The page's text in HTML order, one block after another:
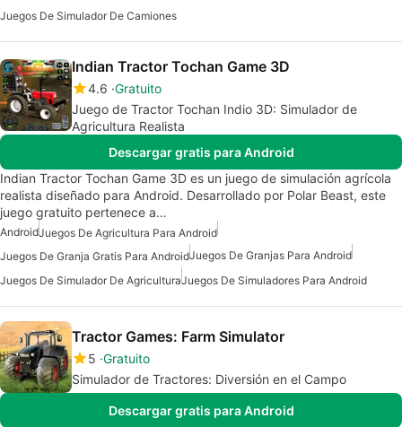
Juegos De Simulador De Camiones
Indian Tractor Tochan Game 3D
4.6 Gratuito
Juego de Tractor Tochan Indio 3D: Simulador de
Agricultura Realista
Descargar gratis para Android
Indian Tractor Tochan Game 3D es un juego de simulación agrícola
realista diseñado para Android. Desarrollado por Polar Beast, este
juego gratuito pertenece a…
AndroidJuegos De Agricultura Para Android
Juegos De Granja Gratis Para AndroidJuegos De Granjas Para Android
Juegos De Simulador De AgriculturaJuegos De Simuladores Para Android
Tractor Games: Farm Simulator
5 Gratuito
Simulador de Tractores: Diversión en el Campo
Descargar gratis para Android